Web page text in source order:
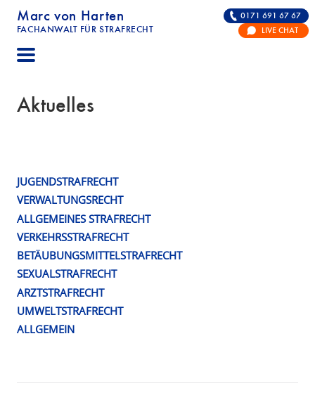
Marc von Harten
FACHANWALT FÜR STRAFRECHT
STRAFRECHT | RECHTSANWALT FÜR DIE
0171 691 67 67
LIVE CHAT
Aktuelles
Schlagwort:
§
56
StGB
JUGENDSTRAFRECHT
VERWALTUNGSRECHT
ALLGEMEINES STRAFRECHT
VERKEHRSSTRAFRECHT
BETÄUBUNGSMITTELSTRAFRECHT
SEXUALSTRAFRECHT
ARZTSTRAFRECHT
UMWELTSTRAFRECHT
ALLGEMEIN